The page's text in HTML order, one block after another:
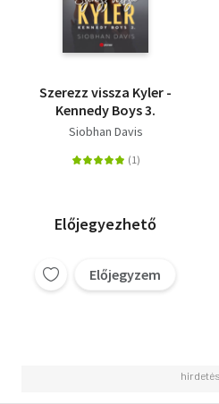
Szerezz vissza Kyler -
Kennedy Boys 3.
Siobhan Davis
Előjegyezhető
Előjegyzem